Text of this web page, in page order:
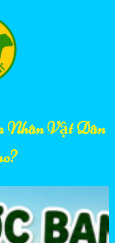
Vật Dân